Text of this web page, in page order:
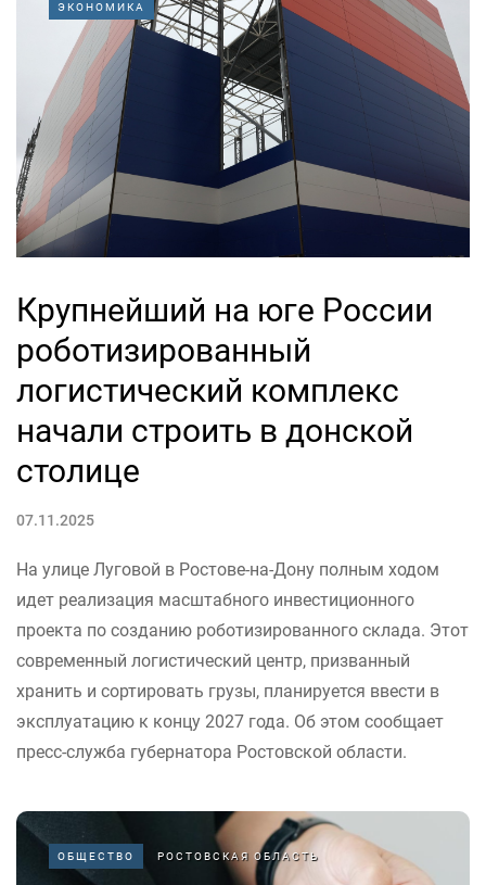
ЭКОНОМИКА
Крупнейший на юге России
роботизированный
логистический комплекс
начали строить в донской
столице
07.11.2025
На улице Луговой в Ростове-на-Дону полным ходом
идет реализация масштабного инвестиционного
проекта по созданию роботизированного склада. Этот
современный логистический центр, призванный
хранить и сортировать грузы, планируется ввести в
эксплуатацию к концу 2027 года. Об этом сообщает
пресс-служба губернатора Ростовской области.
ОБЩЕСТВО РОСТОВСКАЯ ОБЛАСТЬ